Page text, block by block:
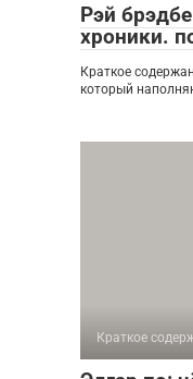
Рэй
хроники.
Краткое
который
Краткое